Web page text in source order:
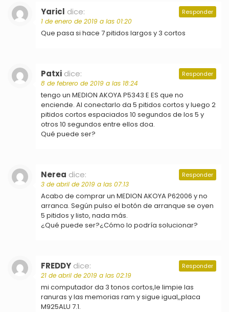
Yaricl dice:
1 de enero de 2019 a las 01:20
Que pasa si hace 7 pitidos largos y 3 cortos
Responder
Patxi dice:
8 de febrero de 2019 a las 18:24
tengo un MEDION AKOYA P5343 E ES que no
enciende. Al conectarlo da 5 pitidos cortos y luego 2
pitidos cortos espaciados 10 segundos de los 5 y
otros 10 segundos entre ellos doa.
Qué puede ser?
Responder
Nerea dice:
3 de abril de 2019 a las 07:13
Acabo de comprar un MEDION AKOYA P62006 y no
arranca. Según pulso el botón de arranque se oyen
5 pitidos y listo, nada más.
¿Qué puede ser?¿Cómo lo podría solucionar?
Responder
FREDDY dice:
21 de abril de 2019 a las 02:19
mi computador da 3 tonos cortos,le limpie las
ranuras y las memorias ram y sigue igual,,placa
M925ALU 7.1.
Responder